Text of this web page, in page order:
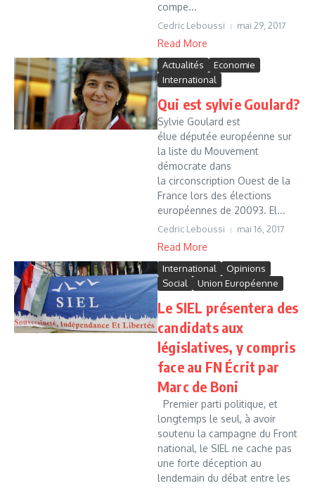
compe...
Cedric Leboussi mai 29, 2017
Read More
Actualités
Economie
International
Qui est sylvie Goulard?
Sylvie Goulard est
élue députée européenne sur
la liste du Mouvement
démocrate dans
la circonscription Ouest de la
France lors des élections
européennes de 20093. El...
Cedric Leboussi mai 16, 2017
Read More
International
Opinions
Social
Union Européenne
Le SIEL présentera des
candidats aux
législatives, y compris
face au FN Écrit par
Marc de Boni
Premier parti politique, et
longtemps le seul, à avoir
soutenu la campagne du Front
national, le SIEL ne cache pas
une forte déception au
lendemain du débat entre les